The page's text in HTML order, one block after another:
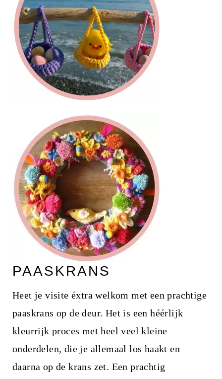
PAASKRANS
Heet je visite éxtra welkom met een prachtige
paaskrans op de deur. Het is een héérlijk
kleurrijk proces met heel veel kleine
onderdelen, die je allemaal los haakt en
daarna op de krans zet. Een prachtig